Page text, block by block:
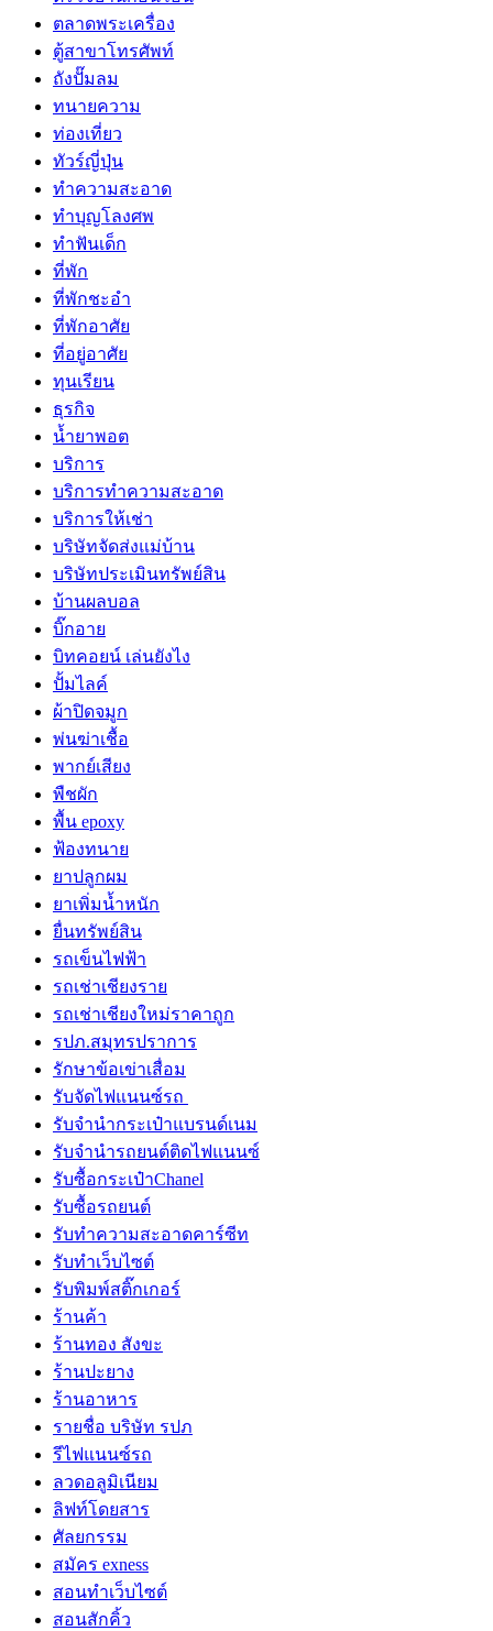
ตลาดพระเครื่อง
ตู้สาขาโทรศัพท์
ถังปั๊มลม
ทนายความ
ท่องเที่ยว
ทัวร์ญี่ปุ่น
ทำความสะอาด
ทำบุญโลงศพ
ทำฟันเด็ก
ที่พัก
ที่พักชะอำ
ที่พักอาศัย
ที่อยู่อาศัย
ทุนเรียน
ธุรกิจ
น้ำยาพอต
บริการ
บริการทำความสะอาด
บริการให้เช่า
บริษัทจัดส่งแม่บ้าน
บริษัทประเมินทรัพย์สิน
บ้านผลบอล
บิ๊กอาย
บิทคอยน์ เล่นยังไง
ปั้มไลค์
ผ้าปิดจมูก
พ่นฆ่าเชื้อ
พากย์เสียง
พืชผัก
พื้น epoxy
ฟ้องทนาย
ยาปลูกผม
ยาเพิ่มน้ำหนัก
ยื่นทรัพย์สิน
รถเข็นไฟฟ้า
รถเช่าเชียงราย
รถเช่าเชียงใหม่ราคาถูก
รปภ.สมุทรปราการ
รักษาข้อเข่าเสื่อม
รับจัดไฟแนนซ์รถ
รับจำนำกระเป๋าแบรนด์เนม
รับจํานํารถยนต์ติดไฟแนนซ์
รับซื้อกระเป๋าChanel
รับซื้อรถยนต์
รับทำความสะอาดคาร์ซีท
รับทําเว็บไซต์
รับพิมพ์สติ๊กเกอร์
ร้านค้า
ร้านทอง สังขะ
ร้านปะยาง
ร้านอาหาร
รายชื่อ บริษัท รปภ
รีไฟแนนซ์รถ
ลวดอลูมิเนียม
ลิฟท์โดยสาร
ศัลยกรรม
สมัคร exness
สอนทำเว็บไซต์
สอนสักคิ้ว